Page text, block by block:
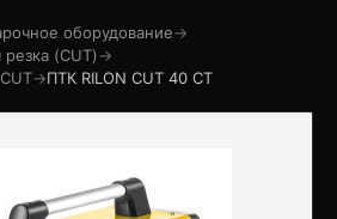
оборудование→
(CUT)→
→ПТК RILON CUT 40 СT